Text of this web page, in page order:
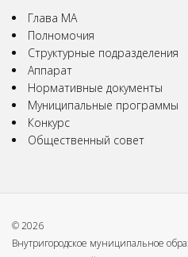
Глава МА
Полномочия
Структурные подразделения
Аппарат
Нормативные документы
Муниципальные программы
Конкурс
Общественный совет
© 2026
Внутригородское муниципальное